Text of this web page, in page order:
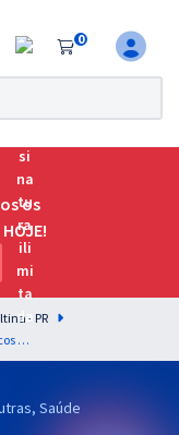
0
os
- PR
Prefeitura de Cruzmaltina - PR - Conhecimentos Básicos Comuns para os Cargos de Nível Médio com a Equipe Gran
Saúde